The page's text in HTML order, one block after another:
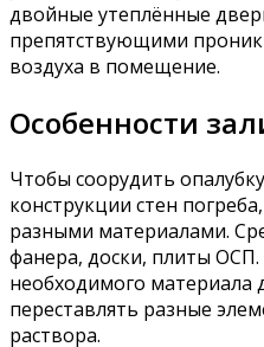
двойные утеплённые
препятствующими
воздуха в помещение.
Особенности
Чтобы соорудить
конструкции стен
разными материалами.
фанера, доски, плиты
необходимого материала
переставлять разные
раствора.